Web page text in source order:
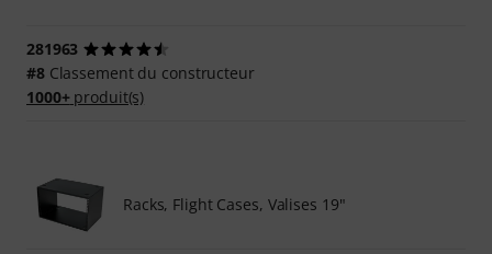
281963
#8Classement du constructeur
1000+produit(s)
Racks, Flight Cases, Valises 19"